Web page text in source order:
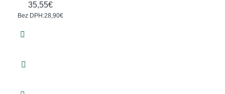
35,55€
Bez DPH:28,90€